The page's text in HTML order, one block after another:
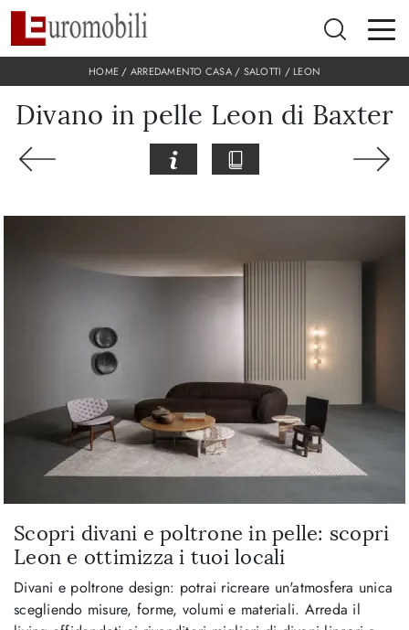
HOME / ARREDAMENTO CASA/ SALOTTI / LEON
Divano in pelle Leon di Baxter
Scopri divani e poltrone in pelle: scopri
Leon e ottimizza i tuoi locali
Divani e poltrone design: potrai ricreare un'atmosfera unica
scegliendo misure, forme, volumi e materiali. Arreda il